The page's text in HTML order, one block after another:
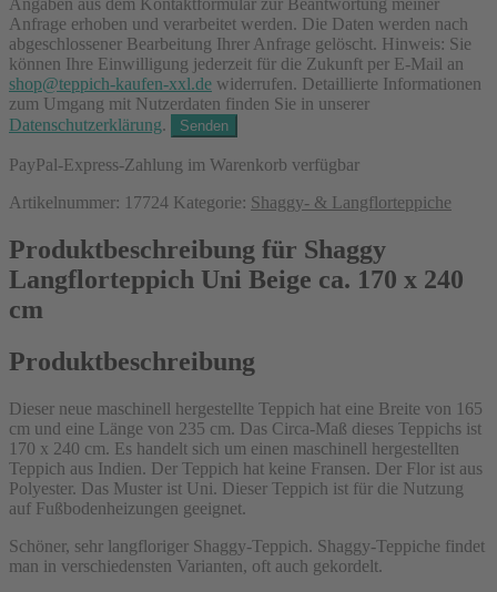
Angaben aus dem Kontaktformular zur Beantwortung meiner
Anfrage erhoben und verarbeitet werden. Die Daten werden nach
abgeschlossener Bearbeitung Ihrer Anfrage gelöscht. Hinweis: Sie
können Ihre Einwilligung jederzeit für die Zukunft per E-Mail an
shop@teppich-kaufen-xxl.de widerrufen. Detaillierte Informationen
zum Umgang mit Nutzerdaten finden Sie in unserer
Datenschutzerklärung.
PayPal-Express-Zahlung im Warenkorb verfügbar
Artikelnummer: 17724 Kategorie: Shaggy- & Langflorteppiche
Produktbeschreibung für Shaggy
Langflorteppich Uni Beige ca. 170 x 240
cm
Produktbeschreibung
Dieser neue maschinell hergestellte Teppich hat eine Breite von 165
cm und eine Länge von 235 cm. Das Circa-Maß dieses Teppichs ist
170 x 240 cm. Es handelt sich um einen maschinell hergestellten
Teppich aus Indien. Der Teppich hat keine Fransen. Der Flor ist aus
Polyester. Das Muster ist Uni. Dieser Teppich ist für die Nutzung
auf Fußbodenheizungen geeignet.
Schöner, sehr langfloriger Shaggy-Teppich. Shaggy-Teppiche findet
man in verschiedensten Varianten, oft auch gekordelt.